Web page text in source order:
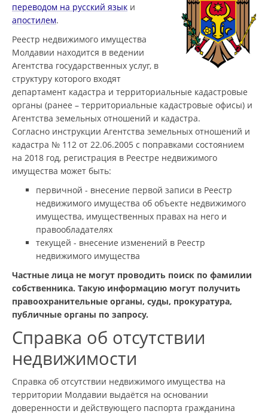
переводом на русский язык и
апостилем.
Реестр недвижимого имущества
Молдавии находится в ведении
Агентства государственных услуг, в
структуру которого входят
департамент кадастра и территориальные кадастровые
органы (ранее – территориальные кадастровые офисы) и
Агентства земельных отношений и кадастра.
Согласно инструкции Агентства земельных отношений и
кадастра № 112 от 22.06.2005 с поправками состоянием
на 2018 год, регистрация в Реестре недвижимого
имущества может быть:
первичной - внесение первой записи в Реестр
недвижимого имущества об объекте недвижимого
имущества, имущественных правах на него и
правообладателях
текущей - внесение изменений в Реестр
недвижимого имущества
Частные лица не могут проводить поиск по фамилии
собственника. Такую информацию могут получить
правоохранительные органы, суды, прокуратура,
публичные органы по запросу.
Справка об отсутствии
недвижимости
Справка об отсутствии недвижимого имущества на
территории Молдавии выдаётся на основании
доверенности и действующего паспорта гражданина